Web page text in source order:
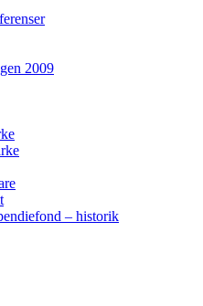
2009
– historik